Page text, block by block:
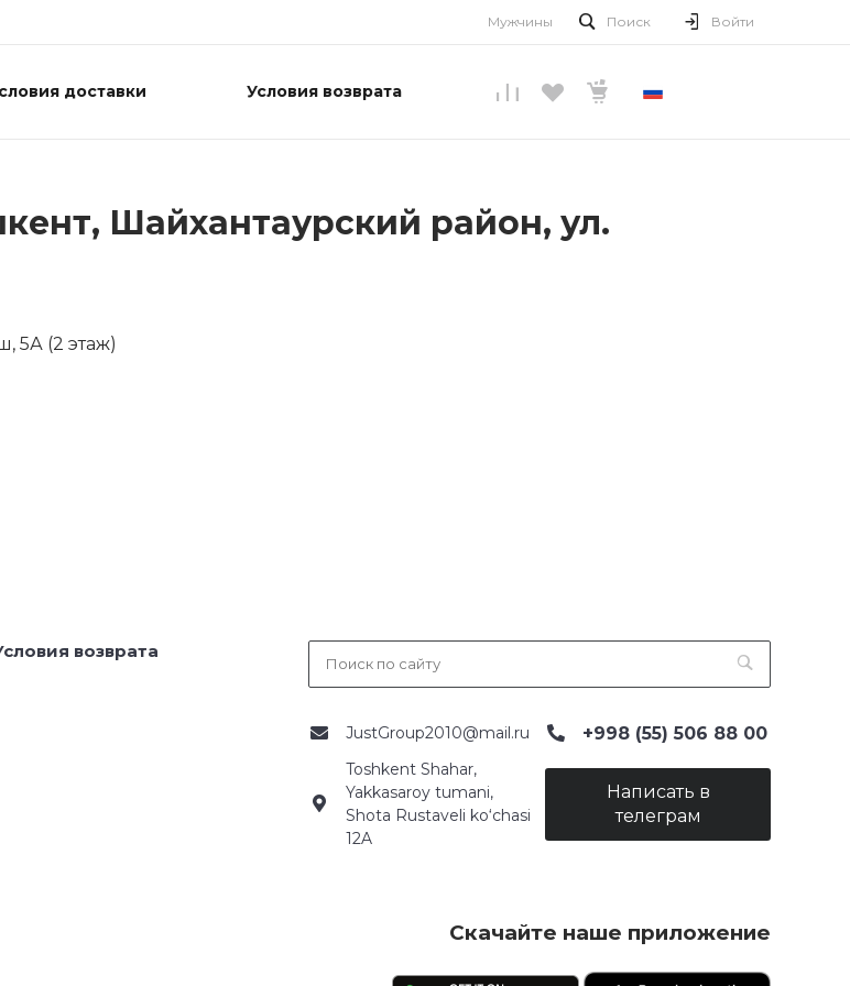
Мужчины Поиск Войти
доставки Условия возврата
Шайхантаурский район, ул.
5А (2 этаж)
возврата
JustGroup2010@mail.ru +998 (55) 506 88 00
Toshkent Shahar,
Yakkasaroy tumani,
Shota Rustaveli ko‘chasi
12A
Написать в
телеграм
Скачайте наше приложение